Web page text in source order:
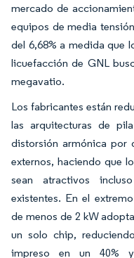
mercado de
equipos de media
del 6,68% a medida que
licuefacción de GNL
megavatio.
Los fabricantes están
las arquitecturas de
distorsión armónica por
externos, haciendo que
sean atractivos
existentes. En el
de menos de 2 kW
un solo chip,
impreso en un 40%